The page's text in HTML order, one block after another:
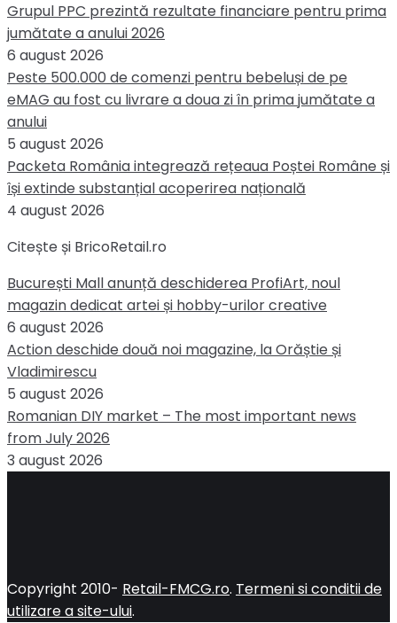
Grupul PPC prezintă rezultate financiare pentru prima
jumătate a anului 2026
6 august 2026
Peste 500.000 de comenzi pentru bebeluși de pe
eMAG au fost cu livrare a doua zi în prima jumătate a
anului
5 august 2026
Packeta România integrează rețeaua Poștei Române și
își extinde substanțial acoperirea națională
4 august 2026
Citește și BricoRetail.ro
București Mall anunță deschiderea ProfiArt, noul
magazin dedicat artei și hobby-urilor creative
6 august 2026
Action deschide două noi magazine, la Orăștie și
Vladimirescu
5 august 2026
Romanian DIY market – The most important news
from July 2026
3 august 2026
Copyright 2010- Retail-FMCG.ro. Termeni si conditii de
utilizare a site-ului.